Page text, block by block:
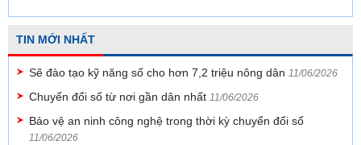
TIN MỚI NHẤT
Sẽ đào tạo kỹ năng số cho hơn 7,2 triệu nông dân 11/06/2026
Chuyển đổi số từ nơi gần dân nhất 11/06/2026
Bảo vệ an ninh công nghệ trong thời kỳ chuyển đổi số
11/06/2026